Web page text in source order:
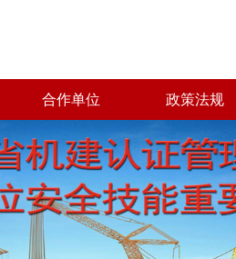
合作单位 政策法规